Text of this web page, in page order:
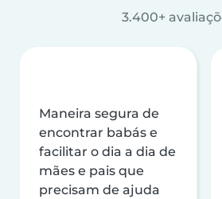
3.400+
Maneira segura de
encontrar babás e
facilitar o dia a dia de
mães e pais que
precisam de ajuda